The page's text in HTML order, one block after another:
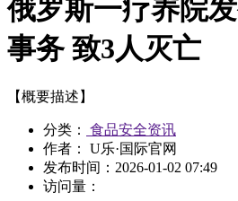
俄罗斯一疗养院
事务 致3人灭亡
【概要描述】
分类：
食品安全资讯
作者： U乐·国际官网
发布时间： 2026-01-02 07:49
访问量：